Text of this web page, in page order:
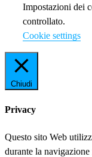
Impostazioni dei
controllato.
Cookie settings
Chiudi
Privacy
Questo sito Web
durante la